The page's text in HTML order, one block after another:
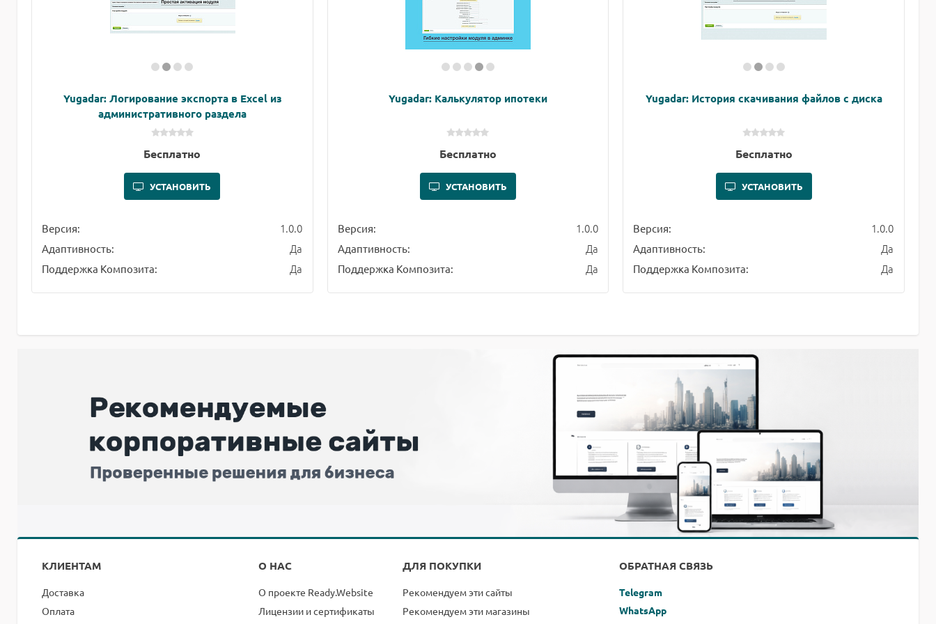
Yugadar: Логирование экспорта в Excel из
административного раздела
Бесплатно
УСТАНОВИТЬ
Версия: 1.0.0
Адаптивность: Да
Поддержка Композита: Да
Yugadar: Калькулятор ипотеки
Бесплатно
УСТАНОВИТЬ
Версия: 1.0.0
Адаптивность: Да
Поддержка Композита: Да
Yugadar: История скачивания файлов с диска
Бесплатно
УСТАНОВИТЬ
Версия: 1.0.0
Адаптивность: Да
Поддержка Композита: Да
КЛИЕНТАМ О НАС ДЛЯ ПОКУПКИ ОБРАТНАЯ СВЯЗЬ
Доставка
Оплата
О проекте Ready.Website
Лицензии и сертификаты
Рекомендуем эти сайты
Рекомендуем эти магазины
Telegram
WhatsApp